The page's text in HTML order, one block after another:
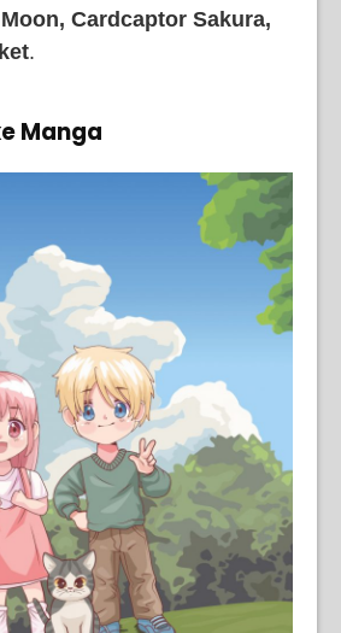
Cardcaptor Sakura,
.
Manga